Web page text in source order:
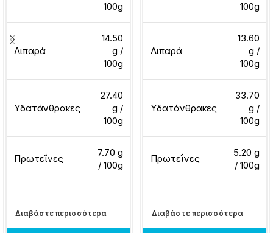
100g
Λιπαρά
14.50
g /
100g
Υδατάνθρακες
27.40
g /
100g
Πρωτεΐνες
7.70 g
/ 100g
Διαβάστε περισσότερα
100g
Λιπαρά
13.60
g /
100g
Υδατάνθρακες
33.70
g /
100g
Πρωτεΐνες
5.20 g
/ 100g
Διαβάστε περισσότερα